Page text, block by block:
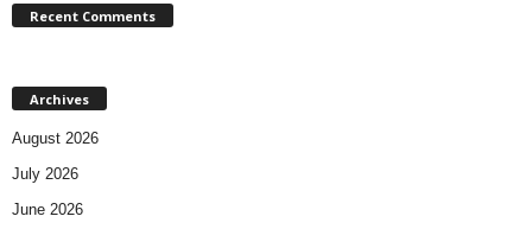
Recent Comments
Archives
August 2026
July 2026
June 2026